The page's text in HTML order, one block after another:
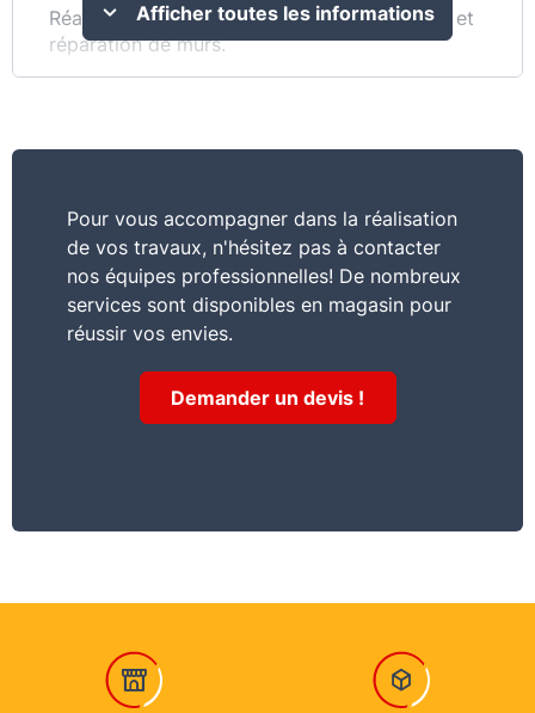
Réalisation d'enduits de finition, rebouchage et
réparation de murs.
1,5 kg de poudre environ par m2 et par mm
Support
Bétons branchés, panneaux préfabriqués,
parpaings lours ou légers, briques, enduits
talochés
Conservation stockage
Afficher toutes les informations
Pour vous accompagner dans la réalisation
de vos travaux, n'hésitez pas à contacter
nos équipes professionnelles! De nombreux
services sont disponibles en magasin pour
réussir vos envies.
Demander un devis !